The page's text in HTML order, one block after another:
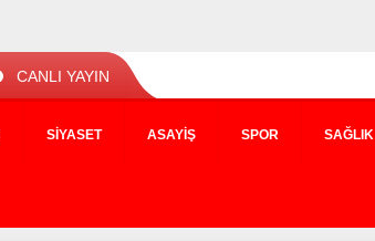
CANLI YAYIN
SIYASET ASAYIŞ SPOR SAĞLIK